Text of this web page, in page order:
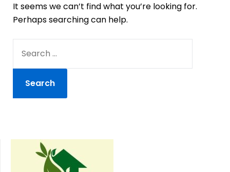
It seems we can’t find what you’re looking for.
Perhaps searching can help.
FOR: